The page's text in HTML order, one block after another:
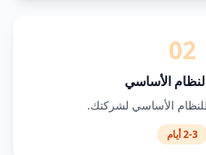
02
الأساسي
الأساسي لشركتك.
2-3 أيام